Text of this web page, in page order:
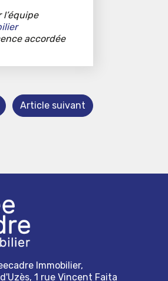
accordée
Article suivant
Immobilier,
1 rue Vincent Faita